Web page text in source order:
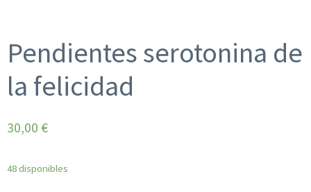
Pendientes serotonina de
la felicidad
30,00 €
48 disponibles